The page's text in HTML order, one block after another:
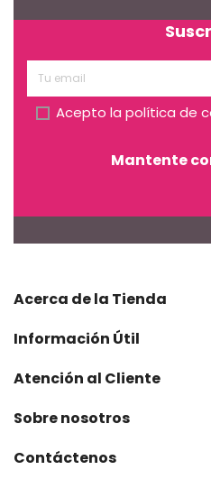
Acepto la política de
Mantente
Acerca de la Tienda
Información Útil
Atención al Cliente
Sobre nosotros
Contáctenos